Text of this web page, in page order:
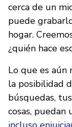
cerca de un
puede
hogar.
¿quién hace
Lo que es aún
la posibilidad
búsquedas,
cosas, puedan